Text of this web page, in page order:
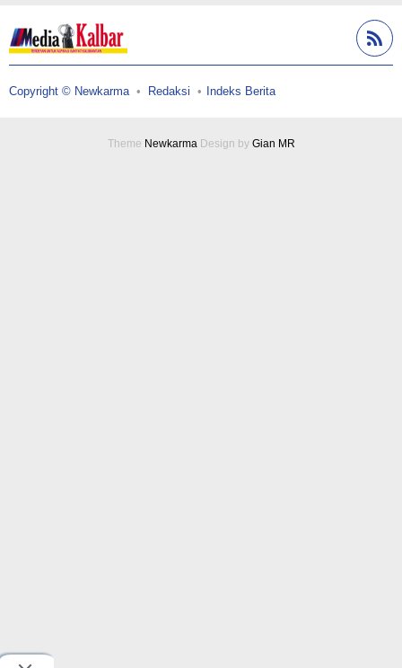
Copyright © Newkarma Redaksi Indeks Berita
Theme NewkarmaDesign by Gian MR